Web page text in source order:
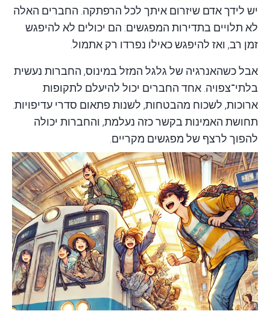
יש לידך אדם שיזרום איתך לכל הרפתקה. החברים האלה
לא תלויים בתדירות המפגשים: הם יכולים לא להיפגש
זמן רב, ואז להיפגש כאילו נפרדו רק אתמול.
אבל כשהאנרגיה של גלגל המזל במינוס, החברות נעשית
בלתי־צפויה. אחד החברים יכול להיעלם לתקופות
ארוכות, לשכוח מהבטחות, לשנות פתאום סדרי עדיפויות.
תחושת האמינות בקשר כזה נעלמת, והחברות יכולה
להפוך לרצף של מפגשים מקריים.